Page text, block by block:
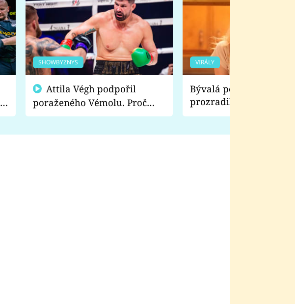
SHOWBYZNYS
poraženého Vémolu. Proč
chce raději zápasit s ním než
VIRÁLY
Bývalá pornoherečka
prozradila, co ji
natáčení Euforie.